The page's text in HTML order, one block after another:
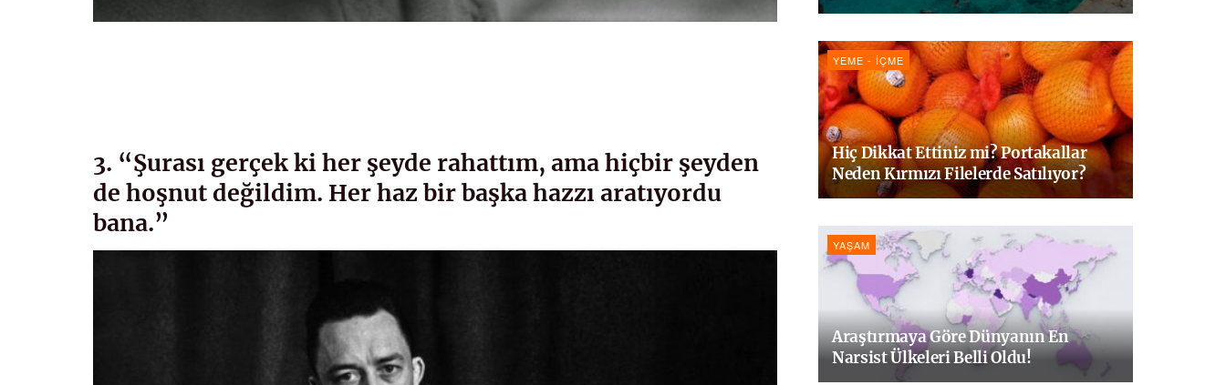
3. “Şurası gerçek ki her şeyde rahattım, ama hiçbir şeyden
de hoşnut değildim. Her haz bir başka hazzı aratıyordu
bana.”
YEME - İÇME
Hiç Dikkat Ettiniz mi? Portakallar
Neden Kırmızı Filelerde Satılıyor?
YAŞAM
Araştırmaya Göre Dünyanın En
Narsist Ülkeleri Belli Oldu!